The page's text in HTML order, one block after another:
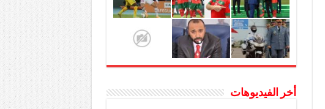
أخر الفيديوهات